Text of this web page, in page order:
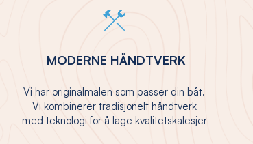
MODERNE HÅNDTVERK
Vi har originalmalen som passer din båt.
Vi kombinerer tradisjonelt håndtverk
med teknologi for å lage kvalitetskalesjer